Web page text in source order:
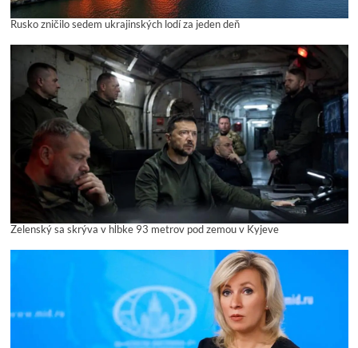
Rusko zničilo sedem ukrajinských lodí za jeden deň
Zelenský sa skrýva v hĺbke 93 metrov pod zemou v Kyjeve